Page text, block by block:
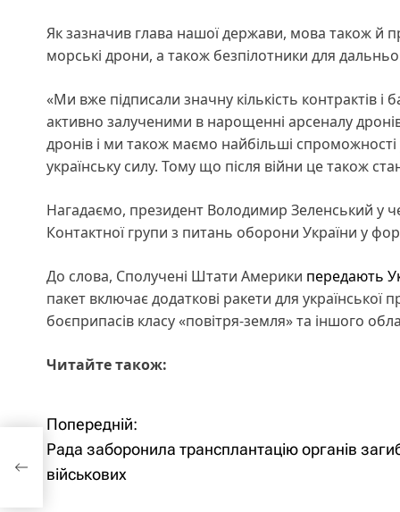
Як зазначив глава нашої держави, мова також й
морські дрони, а також безпілотники для
«Ми вже підписали значну кількість контрактів
активно залученими в нарощенні арсеналу
дронів і ми також маємо найбільші
українську силу. Тому що після війни це також
Нагадаємо, президент Володимир Зеленський у
Контактної групи з питань оборони України у
До слова, Сполучені Штати Америки передають
пакет включає додаткові ракети для
боєприпасів класу «повітря-земля» та іншого
Читайте також:
Н
а
Попередній:
Рада заборонила трансплантацію органів
військових